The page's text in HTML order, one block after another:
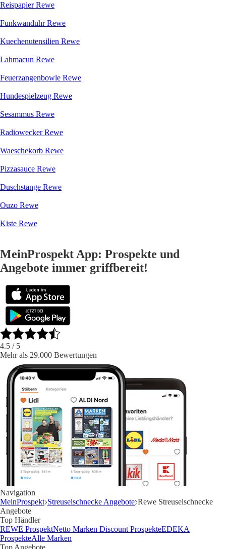
Reispapier Rewe
Funkwanduhr Rewe
Kuechenutensilien Rewe
Lahmacun Rewe
Feuerzangenbowle Rewe
Hundespielzeug Rewe
Sesammus Rewe
Radiowecker Rewe
Waeschekorb Rewe
Pizzasauce Rewe
Duschstange Rewe
Ouzo Rewe
Kiste Rewe
MeinProspekt App: Prospekte und
Angebote immer griffbereit!
4.5 / 5
Mehr als 29.000 Bewertungen
Navigation
MeinProspekt Streuselschnecke Angebote Rewe Streuselschnecke
Angebote
Top Händler
REWE ProspektNetto Marken Discount ProspekteEDEKA
ProspekteAlle Marken
Top Angebote